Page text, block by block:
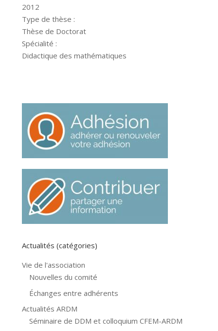
2012
Type de thèse :
Thèse de Doctorat
Spécialité :
Didactique des mathématiques
Actualités (catégories)
Vie de l'association
Nouvelles du comité
Échanges entre adhérents
Actualités ARDM
Séminaire de DDM et colloquium CFEM-ARDM